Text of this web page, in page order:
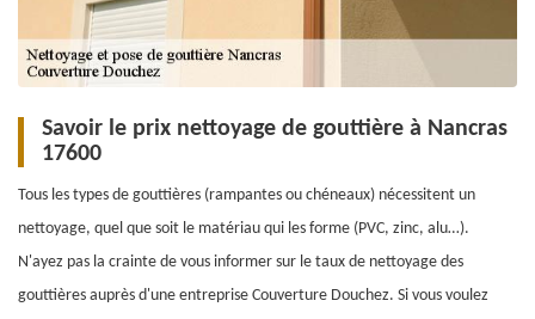
Savoir le prix nettoyage de gouttière à Nancras
17600
Tous les types de gouttières (rampantes ou chéneaux) nécessitent un
nettoyage, quel que soit le matériau qui les forme (PVC, zinc, alu…).
N'ayez pas la crainte de vous informer sur le taux de nettoyage des
gouttières auprès d'une entreprise Couverture Douchez. Si vous voulez